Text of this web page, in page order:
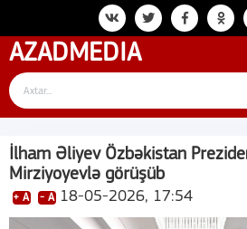
AZADMEDIA
İlham Əliyev Özbəkistan
Mirziyoyevlə görüşüb
+ A - A 18-05-2026, 17:54